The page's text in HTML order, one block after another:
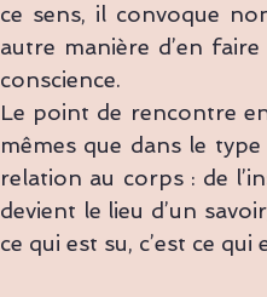
ce sens, il convoque
autre manière d’en
conscience.
Le point de rencontre
mêmes que dans le
relation au corps : de
devient le lieu d’un
ce qui est su, c’est ce qui